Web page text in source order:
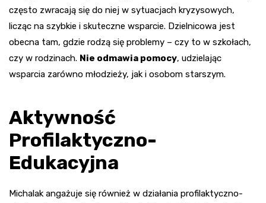
często zwracają się do niej w sytuacjach kryzysowych,
licząc na szybkie i skuteczne wsparcie. Dzielnicowa jest
obecna tam, gdzie rodzą się problemy – czy to w szkołach,
czy w rodzinach. Nie odmawia pomocy, udzielając
wsparcia zarówno młodzieży, jak i osobom starszym.
Aktywność
Profilaktyczno-
Edukacyjna
Michalak angażuje się również w działania profilaktyczno-